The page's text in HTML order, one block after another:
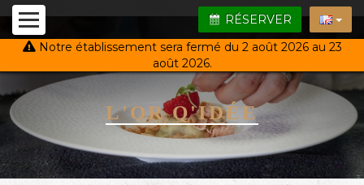
RÉSERVER
Notre établissement sera fermé du 2 août 2026 au 23
août 2026.
L'OR Q'IDÉE